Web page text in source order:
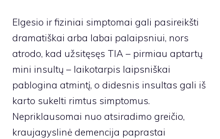
Elgesio ir fiziniai simptomai gali pasireikšti
dramatiškai arba labai palaipsniui, nors
atrodo, kad užsitęsęs TIA – pirmiau aptartų
mini insultų – laikotarpis laipsniškai
pablogina atmintį, o didesnis insultas gali iš
karto sukelti rimtus simptomus.
Nepriklausomai nuo atsiradimo greičio,
kraujagyslinė demencija paprastai